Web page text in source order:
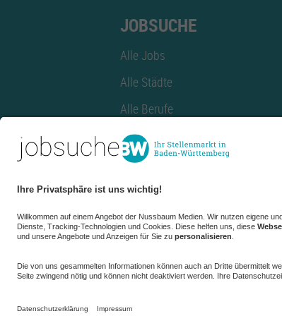
JOBSUCHE
Alle Jobs
Alle Städte
Alle Berufe
Alle Berufe nach Stadt
Alle Tätigkeitsbereiche
Alle Tätigkeitsbereiche nach Stadt
azubiBW.de
Minijobs
Firmenprofil